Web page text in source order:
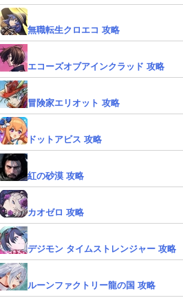
無職転生クロエコ 攻略
エコーズオブアインクラッド 攻略
冒険家エリオット 攻略
ドットアビス 攻略
紅の砂漠 攻略
カオゼロ 攻略
デジモン タイムストレンジャー 攻略
ルーンファクトリー龍の国 攻略